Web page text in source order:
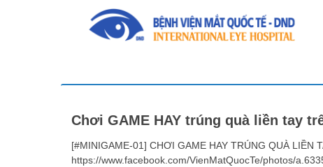
Chơi GAME HAY trúng quà liền tay
[#MINIGAME-01] CHƠI GAME HAY TRÚNG QUÀ LIỀN
https://www.facebook.com/VienMatQuocTe/photos/